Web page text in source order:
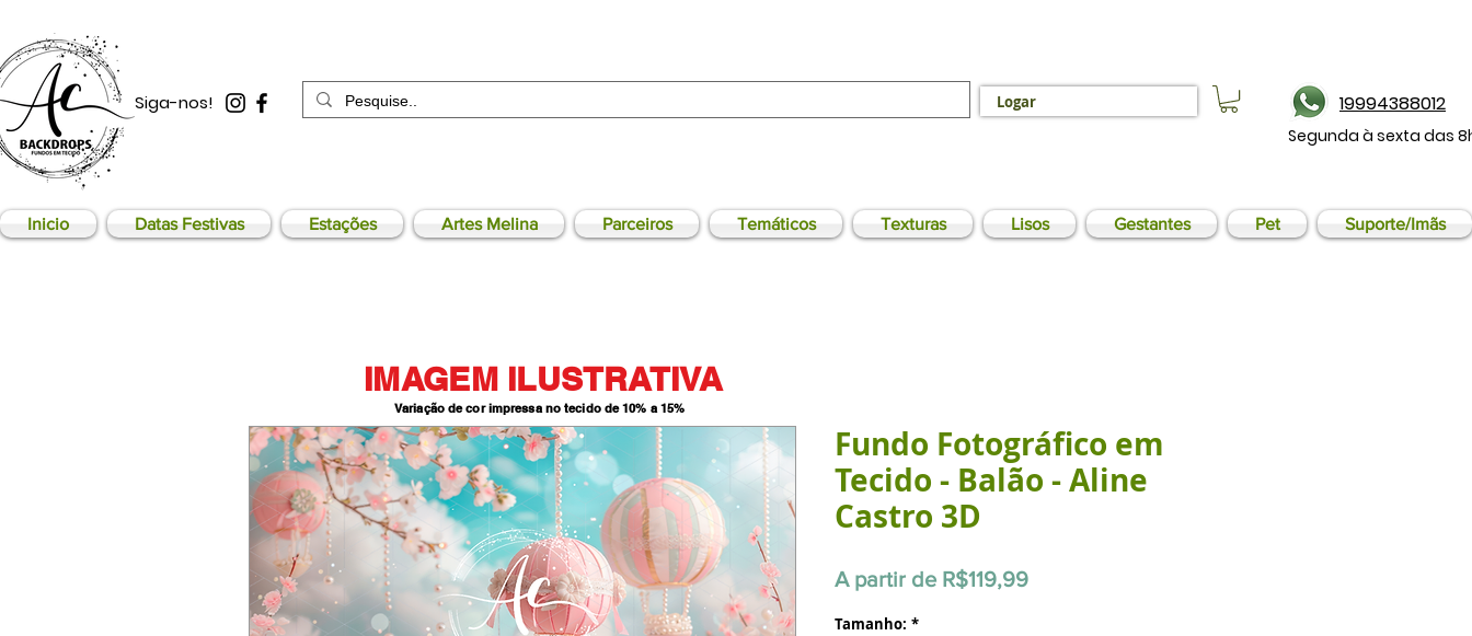
Siga-nos! Logar 19994388012
Segunda à sexta das
Inicio Datas Festivas Estações Artes Melina Parceiros Temáticos Texturas Lisos Gestantes Pet Suporte/Imãs
Fundo Fotográfico em
Tecido - Balão - Aline
Castro 3D
A partir de R$119,99Preço
Tamanho: *
IMAGEM ILUSTRATIVA
Variação de cor impressa no tecido de 10% a 15%